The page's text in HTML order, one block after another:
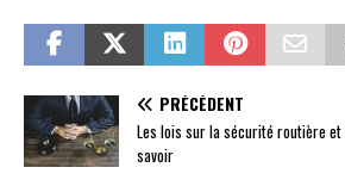
PRÉCÉDENT
Les lois sur la sécurité routière et
savoir